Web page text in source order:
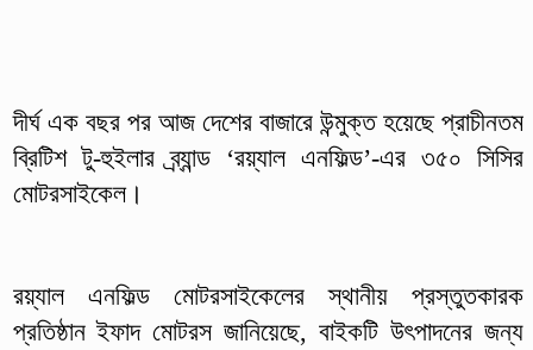
দীর্ঘ এক বছর পর আজ দেশের বাজারে উন্মুক্ত হয়েছে প্রাচীনতম
ব্রিটিশ টু-হুইলার ব্র্যান্ড ‘রয়্যাল এনফিল্ড’-এর ৩৫০ সিসির
মোটরসাইকেল।
রয়্যাল এনফিল্ড মোটরসাইকেলের স্থানীয় প্রস্তুতকারক
প্রতিষ্ঠান ইফাদ মোটরস জানিয়েছে, বাইকটি উৎপাদনের জন্য